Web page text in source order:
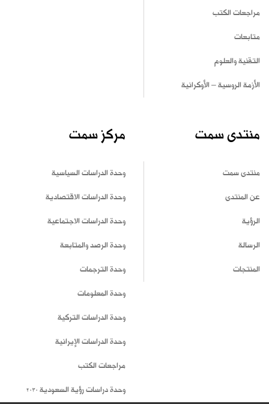
مراجعات الكتب
متابعات
التقنية والعلوم
الأزمة الروسية – الأوكرانية
منتدى سمت
منتدى سمت
عن المنتدى
الرؤية
الرسالة
المنتجات
مركز سمت
وحدة الدراسات السياسية
وحدة الدراسات الاقتصادية
وحدة الدراسات الاجتماعية
وحدة الرصد والمتابعة
وحدة الترجمات
وحدة المعلومات
وحدة الدراسات التركية
وحدة الدراسات الإيرانية
مراجعات الكتب
وحدة دراسات رؤية السعودية 2030